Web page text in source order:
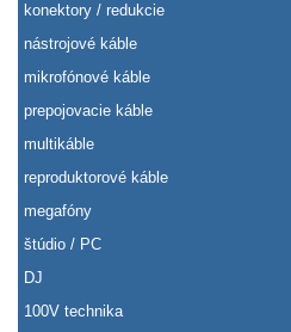
konektory / redukcie
nástrojové káble
mikrofónové káble
prepojovacie káble
multikáble
reproduktorové káble
megafóny
štúdio / PC
DJ
100V technika